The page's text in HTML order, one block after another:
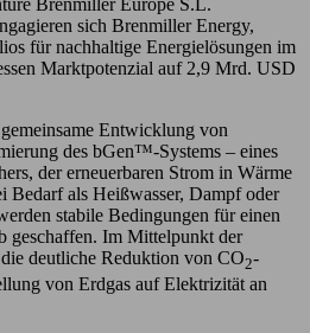
sich Brenmiller Energy,
für nachhaltige Energielösungen im
Marktpotenzial auf 2,9 Mrd. USD
Entwicklung von
des bGen™-Systems – eines
der erneuerbaren Strom in Wärme
Bedarf als Heißwasser, Dampf oder
stabile Bedingungen für einen
geschaffen. Im Mittelpunkt der
deutliche Reduktion von CO2-
von Erdgas auf Elektrizität an